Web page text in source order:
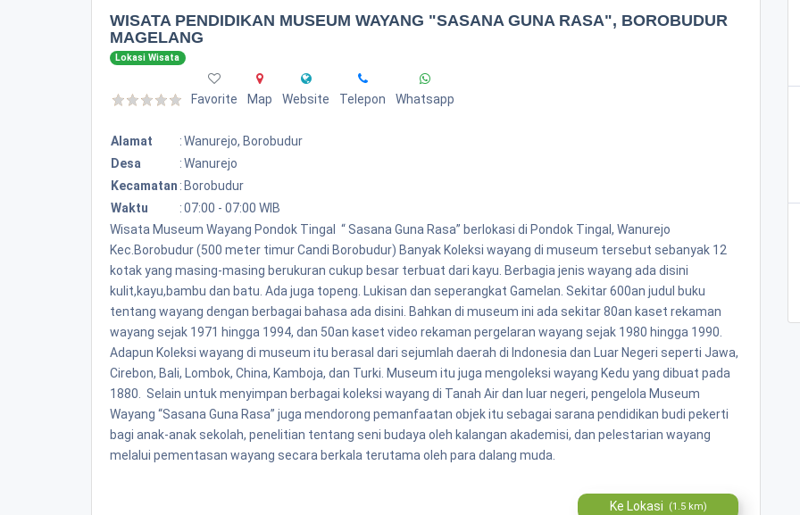
WISATA PENDIDIKAN MUSEUM WAYANG "SASANA GUNA RASA", BOROBUDUR
MAGELANG
Lokasi Wisata
Favorite Map Website Telepon Whatsapp
Alamat :Wanurejo, Borobudur
Desa
:Wanurejo
Kecamatan : Borobudur
Waktu
:07:00 - 07:00 WIB
Wisata Museum Wayang Pondok Tingal “ Sasana Guna Rasa” berlokasi di Pondok Tingal, Wanurejo
Kec.Borobudur (500 meter timur Candi Borobudur) Banyak Koleksi wayang di museum tersebut sebanyak 12
kotak yang masing-masing berukuran cukup besar terbuat dari kayu. Berbagia jenis wayang ada disini
kulit,kayu,bambu dan batu. Ada juga topeng. Lukisan dan seperangkat Gamelan. Sekitar 600an judul buku
tentang wayang dengan berbagai bahasa ada disini. Bahkan di museum ini ada sekitar 80an kaset rekaman
wayang sejak 1971 hingga 1994, dan 50an kaset video rekaman pergelaran wayang sejak 1980 hingga 1990.
Adapun Koleksi wayang di museum itu berasal dari sejumlah daerah di Indonesia dan Luar Negeri seperti Jawa,
Cirebon, Bali, Lombok, China, Kamboja, dan Turki. Museum itu juga mengoleksi wayang Kedu yang dibuat pada
1880. Selain untuk menyimpan berbagai koleksi wayang di Tanah Air dan luar negeri, pengelola Museum
Wayang “Sasana Guna Rasa” juga mendorong pemanfaatan objek itu sebagai sarana pendidikan budi pekerti
bagi anak-anak sekolah, penelitian tentang seni budaya oleh kalangan akademisi, dan pelestarian wayang
melalui pementasan wayang secara berkala terutama oleh para dalang muda.
Ke Lokasi (1.5 km)